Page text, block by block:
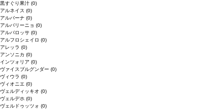
黒すぐり果汁 (0)
アルネイス (0)
アルバーナ (0)
アルバリーニョ (0)
アルバロッサ (0)
アルフロシェイロ (0)
アレッラ (0)
アンソニカ (0)
インツォリア (0)
ヴァイスブルグンダー (0)
ヴィウラ (0)
ヴィオニエ (0)
ヴェルディッキオ (0)
ヴェルデホ (0)
ヴェルドゥッツォ (0)